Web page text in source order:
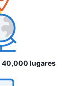
40,000 lugares